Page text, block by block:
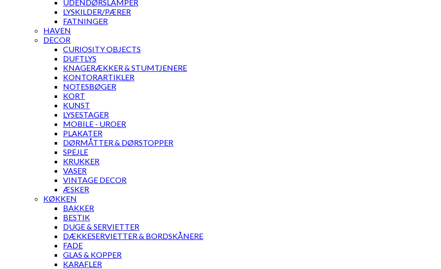
UDENDØRSLAMPER
LYSKILDER/PÆRER
FATNINGER
HAVEN
DECOR
CURIOSITY OBJECTS
DUFTLYS
KNAGERÆKKER & STUMTJENERE
KONTORARTIKLER
NOTESBØGER
KORT
KUNST
LYSESTAGER
MOBILE - UROER
PLAKATER
DØRMÅTTER & DØRSTOPPER
SPEJLE
KRUKKER
VASER
VINTAGE DECOR
ÆSKER
KØKKEN
BAKKER
BESTIK
DUGE & SERVIETTER
DÆKKESERVIETTER & BORDSKÅNERE
FADE
GLAS & KOPPER
KARAFLER